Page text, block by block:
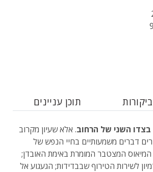
ביקורות תוכן עניינים
בצדו השני של הרחוב. אלא שעיון מקרוב
דברים משמעותיים בחיי הנפש של
המיאוס המצטבר המומרת באימת האובדן;
לשירות הטירוף שבבדידות; הגעגוע אל